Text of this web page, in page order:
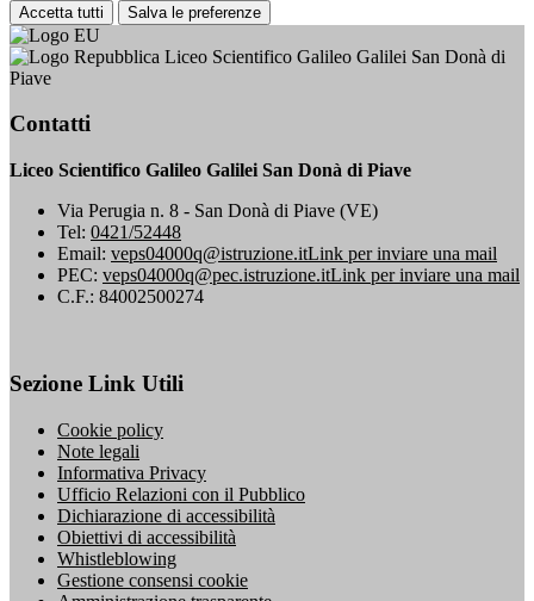
Accetta tutti Salva le preferenze
Liceo Scientifico Galileo Galilei San Donà di
Piave
Contatti
Liceo Scientifico Galileo Galilei San Donà di Piave
Via Perugia n. 8 - San Donà di Piave (VE)
Tel: 0421/52448
Email: veps04000q@istruzione.itLink per inviare una mail
PEC: veps04000q@pec.istruzione.itLink per inviare una mail
C.F.: 84002500274
Sezione Link Utili
Cookie policy
Note legali
Informativa Privacy
Ufficio Relazioni con il Pubblico
Dichiarazione di accessibilità
Obiettivi di accessibilità
Whistleblowing
Gestione consensi cookie